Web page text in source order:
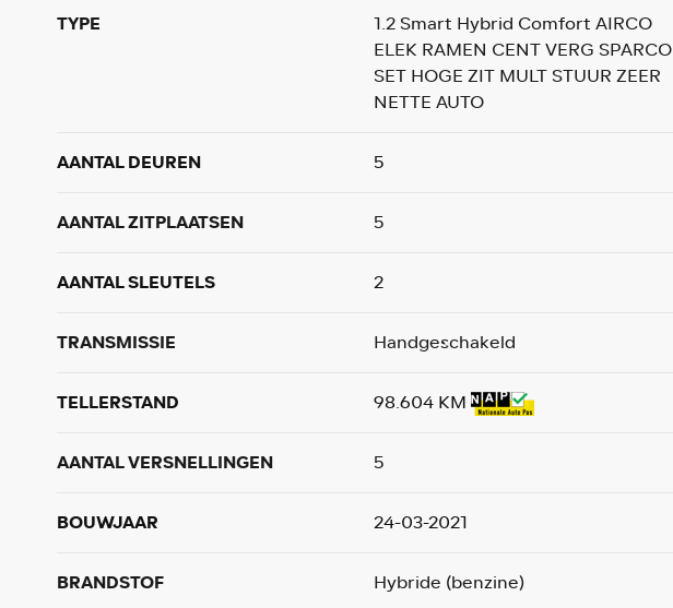
TYPE
1.2 Smart Hybrid Comfort AIRCO
ELEK RAMEN CENT VERG SPARCO
SET HOGE ZIT MULT STUUR ZEER
NETTE AUTO
AANTAL DEUREN 5
AANTAL ZITPLAATSEN 5
AANTAL SLEUTELS 2
TRANSMISSIE Handgeschakeld
TELLERSTAND 98.604 KM
AANTAL VERSNELLINGEN 5
BOUWJAAR 24-03-2021
BRANDSTOF Hybride (benzine)